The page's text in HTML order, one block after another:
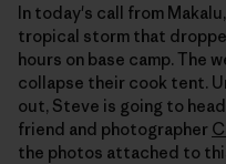
In today's call from Makalu,
tropical storm that
hours on base camp. The
collapse their cook tent.
out, Steve is going to
friend and photographer
the photos attached to